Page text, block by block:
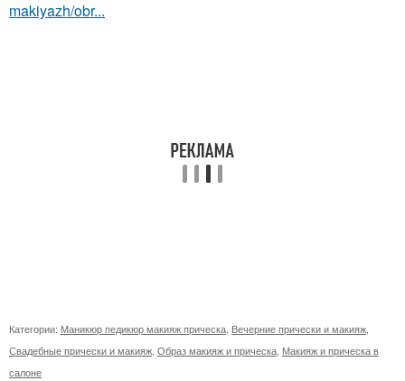
makiyazh/obr...
Категории: Маникюр педикюр макияж прическа Вечерние прически и макияж
Свадебные прически и макияж Образ макияж и прическа Макияж и прическа в
салоне